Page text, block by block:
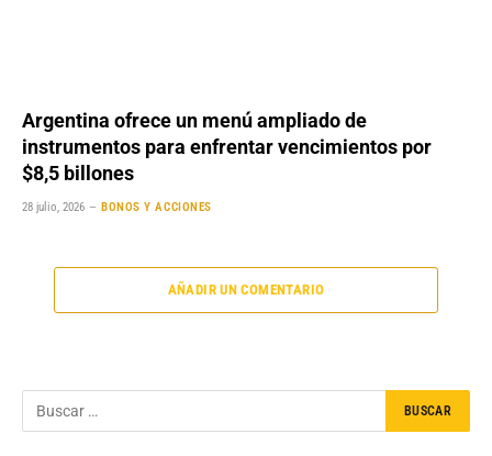
Argentina ofrece un menú ampliado de
instrumentos para enfrentar vencimientos por
$8,5 billones
28 julio, 2026 BONOS Y ACCIONES
AÑADIR UN COMENTARIO